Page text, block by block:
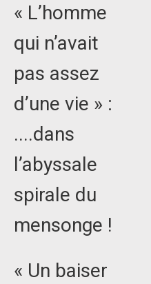
« L’homme
qui n’avait
pas assez
d’une vie » :
....dans
l’abyssale
spirale du
mensonge !
« Un baiser